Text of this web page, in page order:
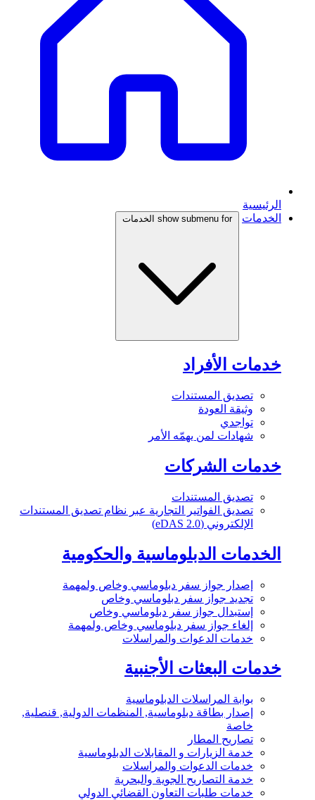
الرئيسية
الخدمات
show submenu for الخدمات
خدمات الأفراد
تصديق المستندات
وثيقة العودة
تواجدي
شهادات لمن يهمّه الأمر
خدمات الشركات
تصديق المستندات
تصديق الفواتير التجارية عبر نظام تصديق المستندات
الإلكتروني (eDAS 2.0)
الخدمات الدبلوماسية والحكومية
إصدار جواز سفر دبلوماسي وخاص ولمهمة
تجديد جواز سفر دبلوماسي وخاص
إستبدال جواز سفر دبلوماسي وخاص
إلغاء جواز سفر دبلوماسي وخاص ولمهمة
خدمات الدعوات والمراسلات
خدمات البعثات الأجنبية
بوابة المراسلات الدبلوماسية
إصدار بطاقة دبلوماسية, المنظمات الدولية, قنصلية,
خاصة
تصاريح المطار
خدمة الزيارات و المقابلات الدبلوماسية
خدمات الدعوات والمراسلات
خدمة التصاريح الجوية والبحرية
خدمات طلبات التعاون القضائي الدولي